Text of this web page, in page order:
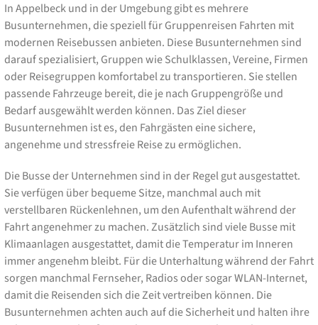
In Appelbeck und in der Umgebung gibt es mehrere
Busunternehmen, die speziell für Gruppenreisen Fahrten mit
modernen Reisebussen anbieten. Diese Busunternehmen sind
darauf spezialisiert, Gruppen wie Schulklassen, Vereine, Firmen
oder Reisegruppen komfortabel zu transportieren. Sie stellen
passende Fahrzeuge bereit, die je nach Gruppengröße und
Bedarf ausgewählt werden können. Das Ziel dieser
Busunternehmen ist es, den Fahrgästen eine sichere,
angenehme und stressfreie Reise zu ermöglichen.
Die Busse der Unternehmen sind in der Regel gut ausgestattet.
Sie verfügen über bequeme Sitze, manchmal auch mit
verstellbaren Rückenlehnen, um den Aufenthalt während der
Fahrt angenehmer zu machen. Zusätzlich sind viele Busse mit
Klimaanlagen ausgestattet, damit die Temperatur im Inneren
immer angenehm bleibt. Für die Unterhaltung während der Fahrt
sorgen manchmal Fernseher, Radios oder sogar WLAN-Internet,
damit die Reisenden sich die Zeit vertreiben können. Die
Busunternehmen achten auch auf die Sicherheit und halten ihre